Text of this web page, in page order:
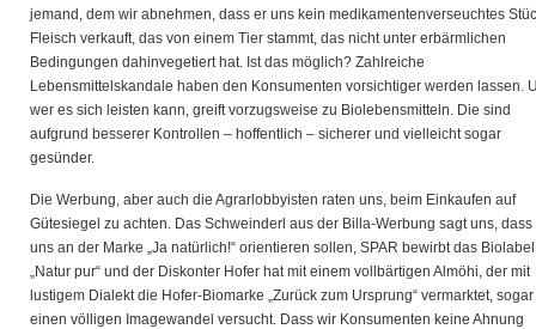
jemand, dem wir abnehmen, dass er uns kein medikamentenverseuchtes
Fleisch verkauft, das von einem Tier stammt, das nicht unter erbärmlichen
Bedingungen dahinvegetiert hat. Ist das möglich? Zahlreiche
Lebensmittelskandale haben den Konsumenten vorsichtiger werden lassen.
wer es sich leisten kann, greift vorzugsweise zu Biolebensmitteln. Die sind
aufgrund besserer Kontrollen – hoffentlich – sicherer und vielleicht sogar
gesünder.
Die Werbung, aber auch die Agrarlobbyisten raten uns, beim Einkaufen auf
Gütesiegel zu achten. Das Schweinderl aus der Billa-Werbung sagt uns, dass
uns an der Marke „Ja natürlich!“ orientieren sollen, SPAR bewirbt das Biolabel
„Natur pur“ und der Diskonter Hofer hat mit einem vollbärtigen Almöhi, der mit
lustigem Dialekt die Hofer-Biomarke „Zurück zum Ursprung“ vermarktet, sogar
einen völligen Imagewandel versucht. Dass wir Konsumenten keine Ahnung